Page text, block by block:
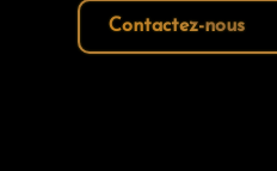
Contactez-nous